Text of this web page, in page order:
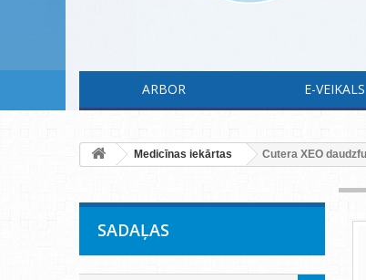
ARBOR E-VEIKALS
Medicīnas iekārtas Cutera XEO
SADAĻAS